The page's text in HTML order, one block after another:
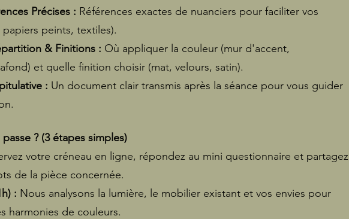
Précises : Références exactes de nuanciers pour faciliter vos
peints, textiles).
& Finitions : Où appliquer la couleur (mur d'accent,
et quelle finition choisir (mat, velours, satin).
: Un document clair transmis après la séance pour vous guider
? (3 étapes simples)
votre créneau en ligne, répondez au mini questionnaire et partagez
de la pièce concernée.
: Nous analysons la lumière, le mobilier existant et vos envies pour
harmonies de couleurs.